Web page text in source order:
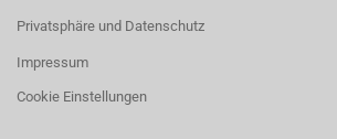
Privatsphäre und Datenschutz
Impressum
Cookie Einstellungen